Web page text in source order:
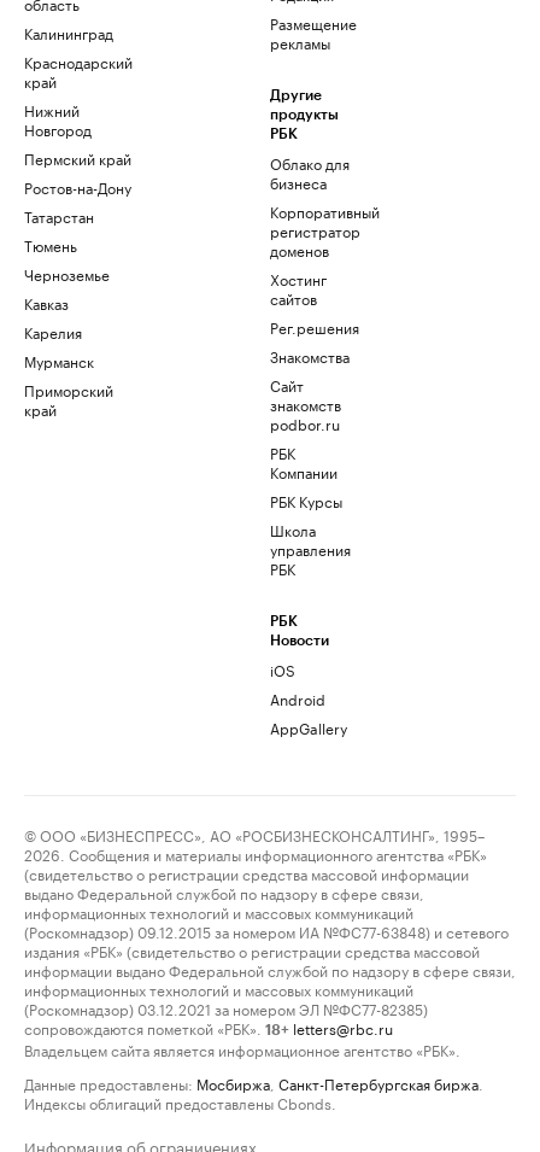
Калининград
Краснодарский
край
Нижний
Новгород
Пермский край
Ростов-на-Дону
Татарстан
Тюмень
Черноземье
Кавказ
Карелия
Мурманск
Приморский
край
Размещение
рекламы
Другие
продукты
РБК
Облако для
бизнеса
Корпоративный
регистратор
доменов
Хостинг
сайтов
Рег.решения
Знакомства
Сайт
знакомств
podbor.ru
РБК
Компании
РБК Курсы
Школа
управления
РБК
РБК
Новости
iOS
Android
AppGallery
© ООО «БИЗНЕСПРЕСС», АО «РОСБИЗНЕСКОНСАЛТИНГ», 1995–
2026. Сообщения и материалы информационного агентства «РБК»
(свидетельство о регистрации средства массовой информации
выдано Федеральной службой по надзору в сфере связи,
информационных технологий и массовых коммуникаций
(Роскомнадзор) 09.12.2015 за номером ИА №ФС77-63848) и сетевого
издания «РБК» (свидетельство о регистрации средства массовой
информации выдано Федеральной службой по надзору в сфере связи,
информационных технологий и массовых коммуникаций
(Роскомнадзор) 03.12.2021 за номером ЭЛ №ФС77-82385)
сопровождаются пометкой «РБК».
18+ letters@rbc.ru
Владельцем сайта является информационное агентство «РБК».
Данные предоставлены: Мосбиржа Санкт-Петербургская биржа
Индексы облигаций предоставлены Cbonds.
Информация об ограничениях